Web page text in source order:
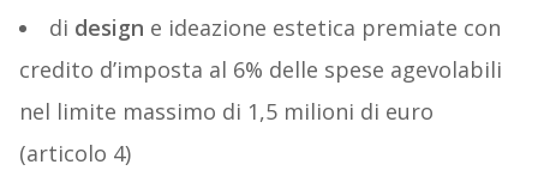
di design e ideazione estetica premiate con
credito d’imposta al 6% delle spese agevolabili
nel limite massimo di 1,5 milioni di euro
(articolo 4)